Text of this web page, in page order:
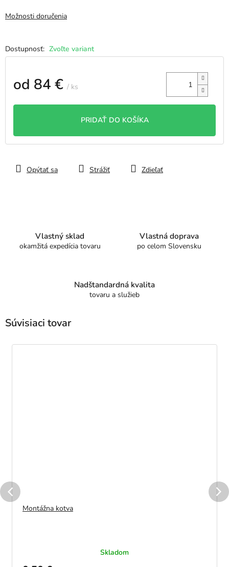
Zvoľte variant
Možnosti doručenia
od 84 € / ks
PRIDAŤ DO KOŠÍKA
Opýtať sa Strážiť Zdieľať
Vlastný sklad
okamžitá expedícia tovaru
Vlastná doprava
po celom Slovensku
Nadštandardná kvalita
tovaru a služieb
Súvisiaci tovar
Montážna kotva
Skladom